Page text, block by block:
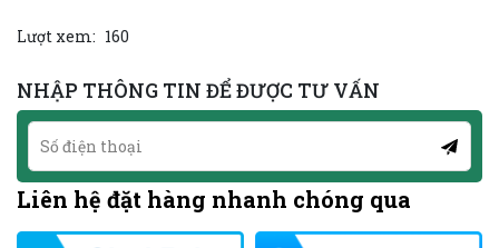
Lượt xem: 160
NHẬP THÔNG TIN ĐỂ ĐƯỢC TƯ VẤN
Liên hệ đặt hàng nhanh chóng qua